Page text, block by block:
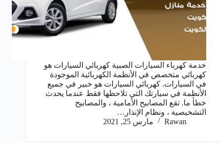
خدمة كهرباء السيارات الصبية كهربائي السيارات هو
كهربائي متخصص في الأنظمة الكهربائية الموجودة
في السيارات. كهربائي السيارات هو خبير في جميع
الأنظمة في سيارتك التي تلاحظها فقط عندما يحدث
خطأ ما. تقع المصابيح الأمامية ، والمصابيح
التشخيصية ، ونظام الإنذار…
Rawan
مارس 25, 2021